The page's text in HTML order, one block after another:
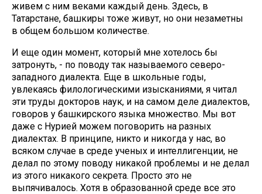
живем с ним веками каждый день. Здесь, в
Татарстане, башкиры тоже живут, но они незаметны
в общем большом количестве.
И еще один момент, который мне хотелось бы
затронуть, - по поводу так называемого северо-
западного диалекта. Еще в школьные годы,
увлекаясь филологическими изысканиями, я читал
эти труды докторов наук, и на самом деле диалектов,
говоров у башкирского языка множество. Мы вот
даже с Нурией можем поговорить на разных
диалектах. В принципе, никто и никогда у нас, во
всяком случае в среде ученых и интеллигенции, не
делал по этому поводу никакой проблемы и не делал
из этого никакого секрета. Просто это не
выпячивалось. Хотя в образованной среде все это